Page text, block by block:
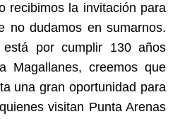
recibimos la invitación para
no dudamos en sumarnos.
por cumplir 130 años
Magallanes, creemos que
una gran oportunidad para
visitan Punta Arenas